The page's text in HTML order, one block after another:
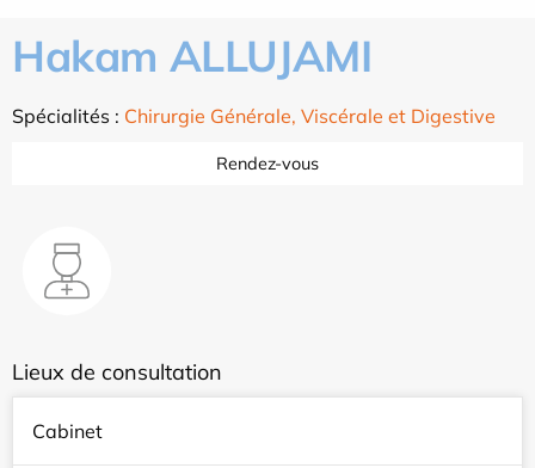
Hakam ALLUJAMI
Spécialités : Chirurgie Générale, Viscérale et Digestive
Rendez-vous
Lieux de consultation
Cabinet